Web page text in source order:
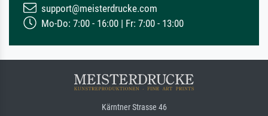
support@meisterdrucke.com
Mo-Do: 7:00 - 16:00 | Fr: 7:00 - 13:00
Kärntner Strasse 46